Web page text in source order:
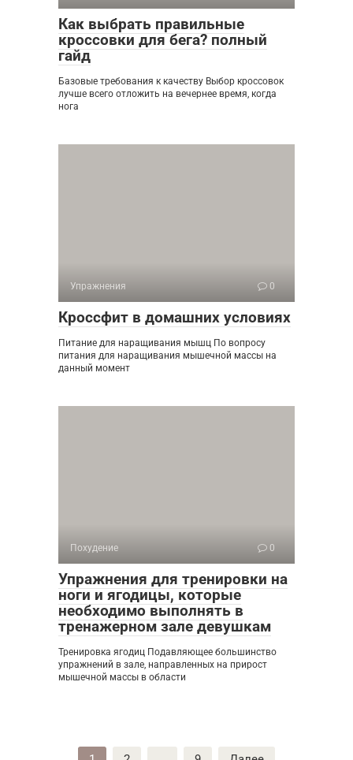
Как выбрать правильные
кроссовки для бега? полный
гайд
Базовые требования к качеству Выбор кроссовок
лучше всего отложить на вечернее время, когда
нога
Упражнения 0
Кроссфит в домашних условиях
Питание для наращивания мышц По вопросу
питания для наращивания мышечной массы на
данный момент
Похудение 0
Упражнения для тренировки на
ноги и ягодицы, которые
необходимо выполнять в
тренажерном зале девушкам
Тренировка ягодиц Подавляющее большинство
упражнений в зале, направленных на прирост
мышечной массы в области